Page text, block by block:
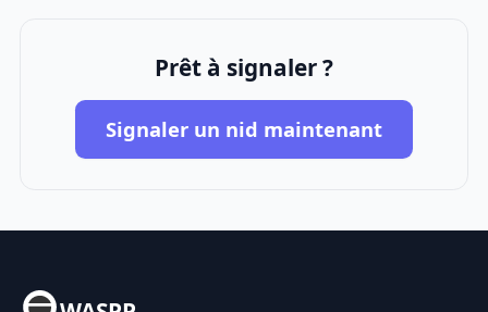
Prêt à signaler ?
Signaler un nid maintenant